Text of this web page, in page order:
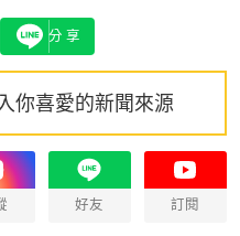
分享
你喜愛的新聞來源
好友 訂閱